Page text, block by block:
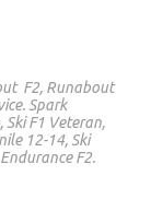
F2, Runabout
Spark
Ski F1 Veteran,
12-14, Ski
F2.